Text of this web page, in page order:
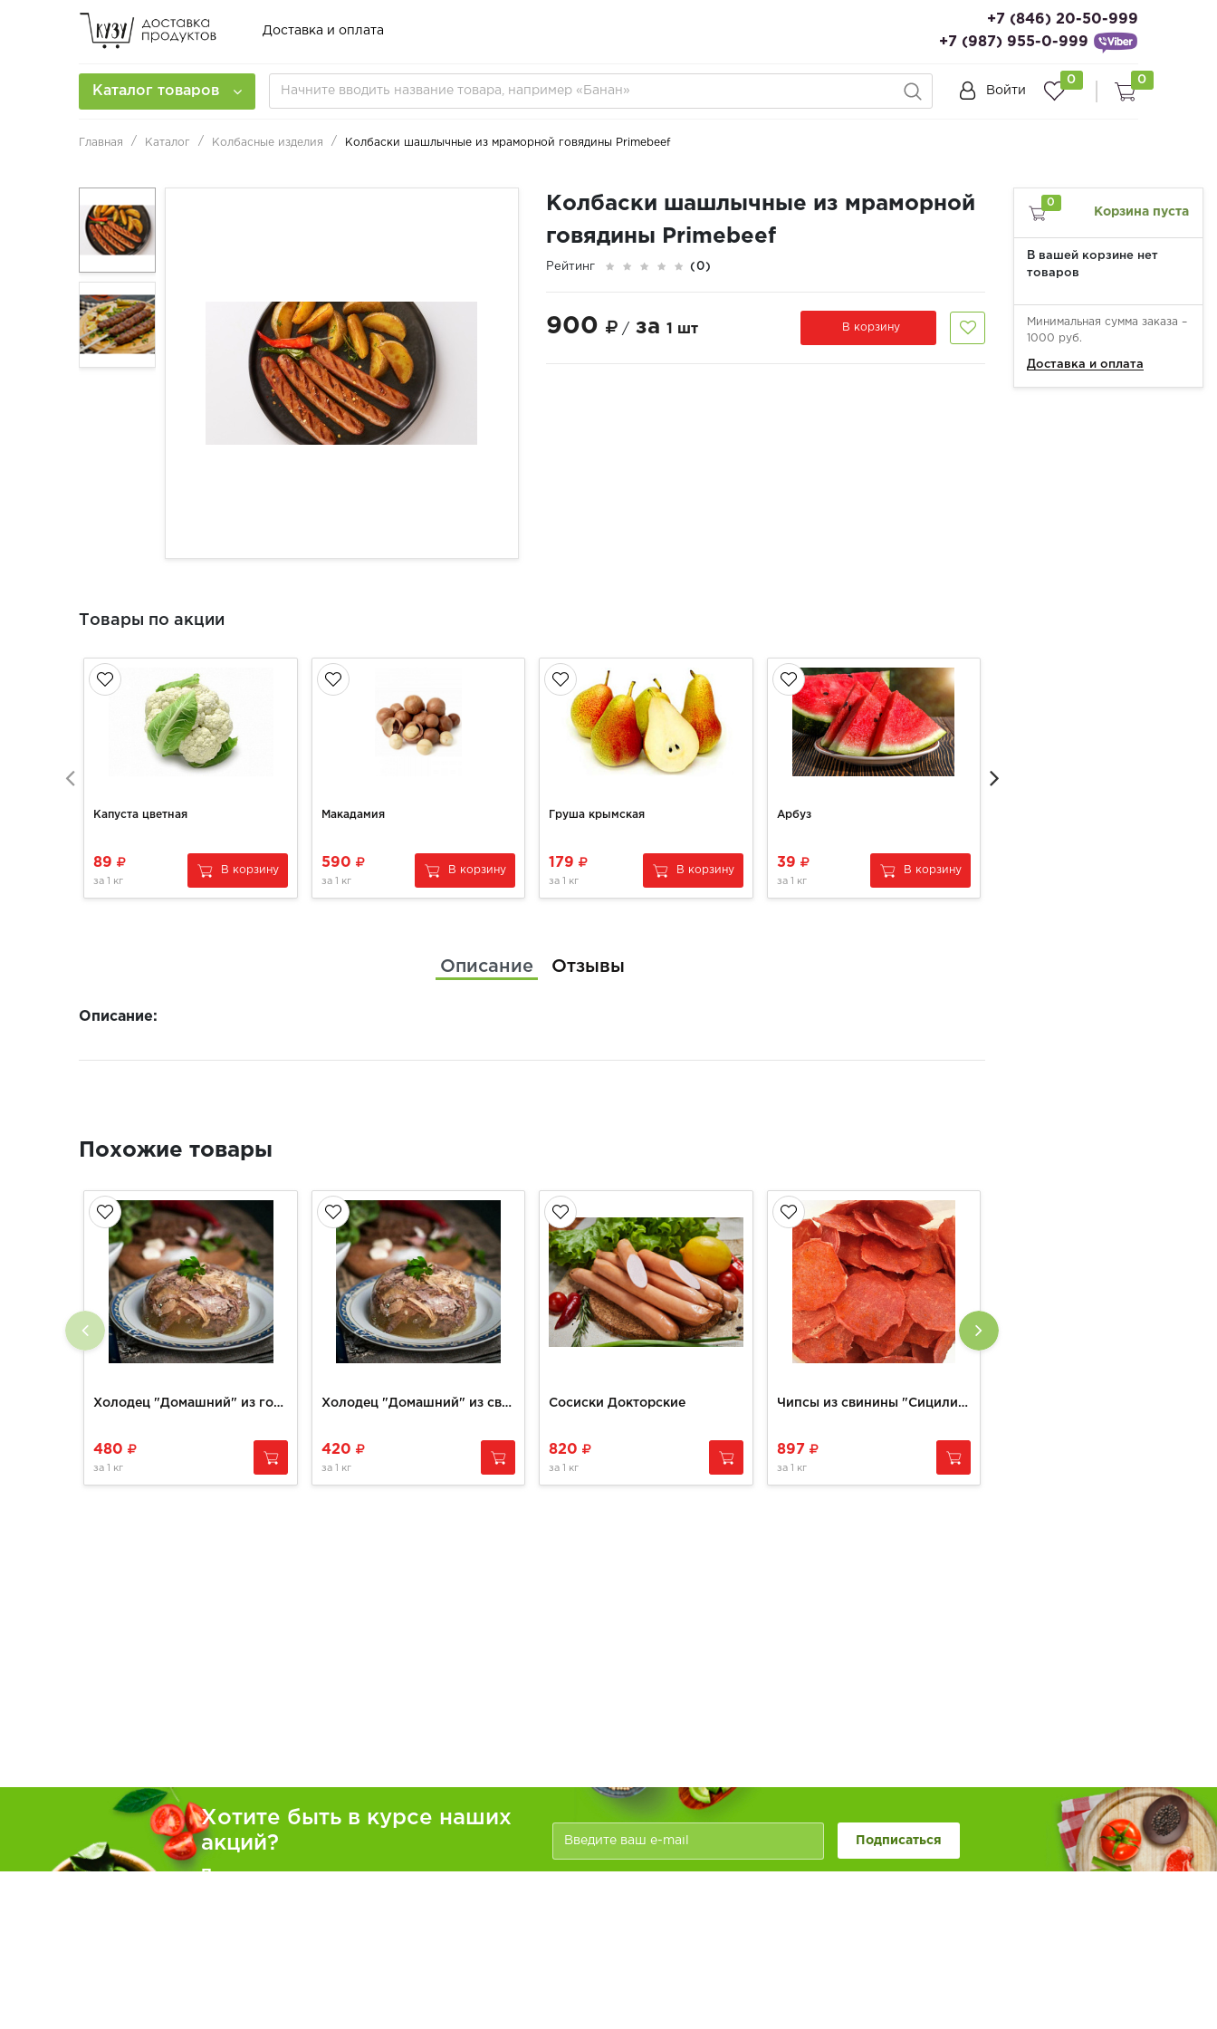
Доставка и оплата
+7 (846) 20-50-999
+7 (987) 955-0-999
Каталог товаров Войти
0 0
Главная Каталог Колбасные изделия Колбаски шашлычные из мраморной говядины Primebeef
Колбаски шашлычные из мраморной
говядины Primebeef
Рейтинг (0)
900 /за 1 шт В корзину
Товары по акции
Капуста цветная
89
за 1 кг
В корзину
Макадамия
590
за 1 кг
В корзину
Груша крымская
179
за 1 кг
В корзину
Арбуз
39
за 1 кг
В корзину
Описание Отзывы
Описание:
Похожие товары
Холодец "Домашний" из говядины 0,5кг
480
за 1 кг
Холодец "Домашний" из свинины/говядина 0,5кг
420
за 1 кг
Сосиски Докторские
820
за 1 кг
Чипсы из свинины "Сицилия"
897
за 1 кг
0
Корзина пуста
В вашей корзине нет
товаров
Минимальная сумма заказа –
1000 руб.
Доставка и оплата
Хотите быть в курсе наших
акций?
Подпишитесь на рассылку
Подписаться